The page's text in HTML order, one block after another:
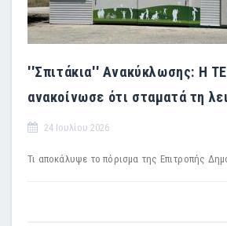
''Σπιτάκια'' Ανακύκλωσης: Η
ανακοίνωσε ότι σταματά τη
24 Ιουλίου 2026
Τι αποκάλυψε το πόρισμα της Επιτροπής